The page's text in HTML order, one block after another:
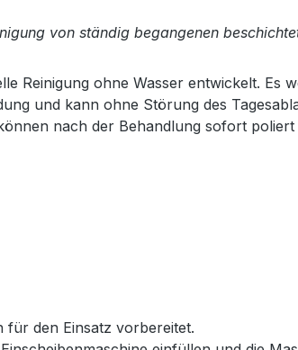
von ständig begangenen
Reinigung ohne Wasser entwickelt. Es
und kann ohne Störung des
nach der Behandlung sofort
für den Einsatz vorbereitet.